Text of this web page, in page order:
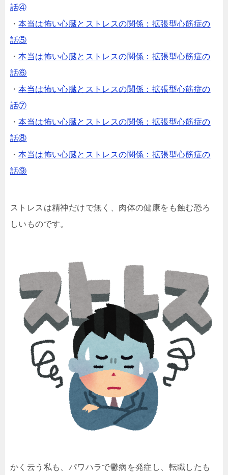
話④
・本当は怖い心臓とストレスの関係：拡張型心筋症の
話⑤
・本当は怖い心臓とストレスの関係：拡張型心筋症の
話⑥
・本当は怖い心臓とストレスの関係：拡張型心筋症の
話⑦
・本当は怖い心臓とストレスの関係：拡張型心筋症の
話⑧
・本当は怖い心臓とストレスの関係：拡張型心筋症の
話⑨
ストレスは精神だけで無く、肉体の健康をも蝕む恐ろ
しいものです。
かく云う私も、パワハラで鬱病を発症し、転職したも